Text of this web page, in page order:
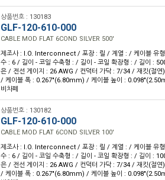
상품번호 : 130183
GLF-120-610-000
CABLE MOD FLAT 6COND SILVER 500'
제조사 : I.O. Interconnect / 포장 : 릴 / 계열 : / 케이블 유형
수 : 6 / 길이 - 코일 수축형 : / 길이 - 코일 확장형 : / 길이 :
은 / 전선 게이지 : 26 AWG / 컨덕터 가닥 : 7/34 / 재킷(절연
/ 케이블 폭 : 0.267"(6.80mm) / 케이블 높이 :
비차폐
상품번호 : 130182
GLF-120-610-000
CABLE MOD FLAT 6COND SILVER 100'
제조사 : I.O. Interconnect / 포장 : 릴 / 계열 : / 케이블 유형
수 : 6 / 길이 - 코일 수축형 : / 길이 - 코일 확장형 : / 길이 :
은 / 전선 게이지 : 26 AWG / 컨덕터 가닥 : 7/34 / 재킷(절연
/ 케이블 폭 : 0.267"(6.80mm) / 케이블 높이 :